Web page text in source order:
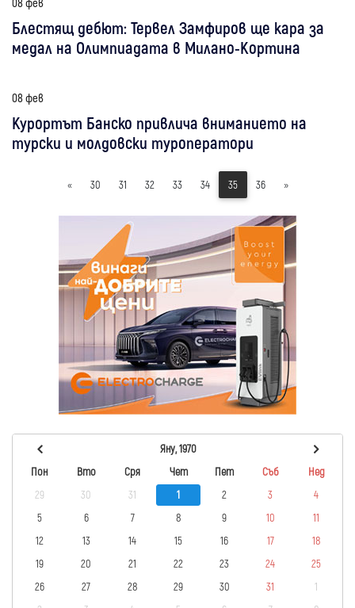
Блестящ дебют: Тервел Замфиров ще кара за
медал на Олимпиадата в Милано-Кортина
08 фев
Курортът Банско привлича вниманието на
турски и молдовски туроператори
« 30 31 32 33 34 35 36 »
Яну, 1970
Пон
Вто Сря Чет Пет Съб
Нед
29
30 31 1 2 3
4
5
6 7 8 9 10
11
12
13 14 15 16 17
18
19
20 21 22 23 24
25
26
27 28 29 30 31
1